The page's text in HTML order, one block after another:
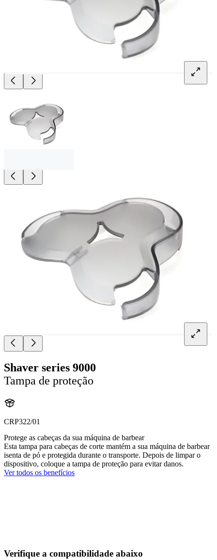
Shaver series 9000
Tampa de proteção
CRP322/01
Protege as cabeças da sua máquina de barbear
Esta tampa para cabeças de corte mantém a sua máquina de barbear
isenta de pó e protegida durante o transporte. Depois de limpar o
dispositivo, coloque a tampa de proteção para evitar danos.
Ver todos os benefícios
Verifique a compatibilidade abaixo